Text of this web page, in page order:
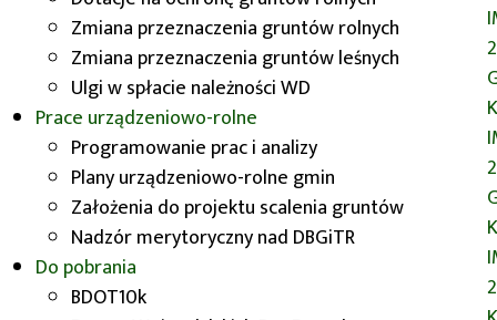
Zmiana przeznaczenia gruntów rolnych
Zmiana przeznaczenia gruntów leśnych
Ulgi w spłacie należności WD
Prace urządzeniowo-rolne
Programowanie prac i analizy
Plany urządzeniowo-rolne gmin
Założenia do projektu scalenia gruntów
Nadzór merytoryczny nad DBGiTR
Do pobrania
BDOT10k
VIII wrocławski GISDay organizowany
jest przez koła naukowe Politechniki
Wrocławskiej oraz Uniwersytetu
Przyrodniczego we Wrocławiu. W tym
roku przeprowadzany był w formie